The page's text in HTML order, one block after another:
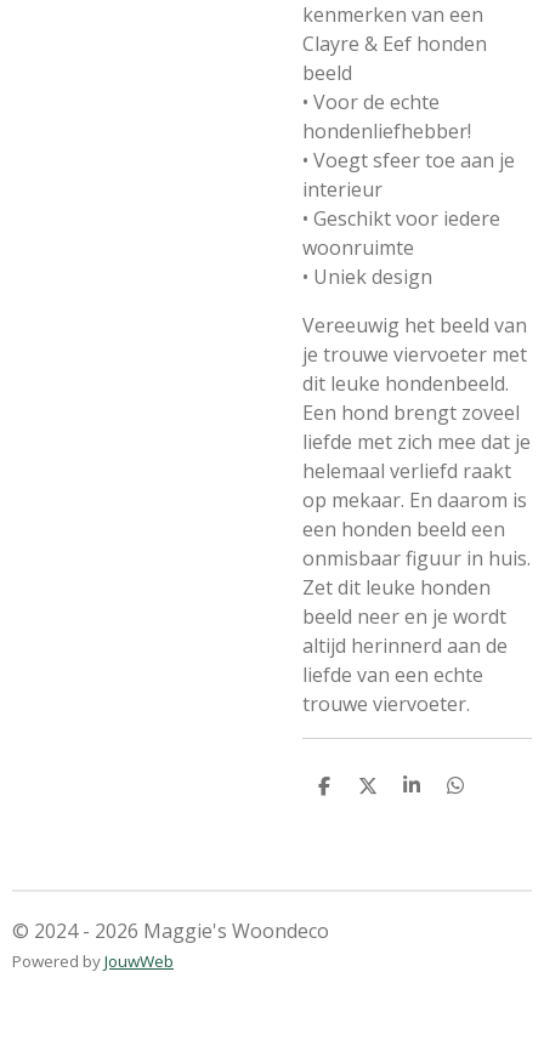
kenmerken van een
Clayre & Eef honden
beeld
• Voor de echte
hondenliefhebber!
• Voegt sfeer toe aan je
interieur
• Geschikt voor iedere
woonruimte
• Uniek design
Vereeuwig het beeld van
je trouwe viervoeter met
dit leuke hondenbeeld.
Een hond brengt zoveel
liefde met zich mee dat je
helemaal verliefd raakt
op mekaar. En daarom is
een honden beeld een
onmisbaar figuur in huis.
Zet dit leuke honden
beeld neer en je wordt
altijd herinnerd aan de
liefde van een echte
trouwe viervoeter.
D
D
S
D
© 2024 - 2026 Maggie's Woondeco
Powered byJouwWeb